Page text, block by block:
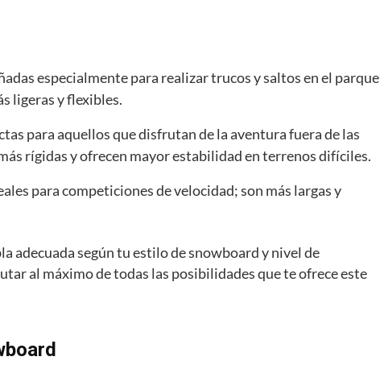
especialmente para realizar trucos y saltos en el parque
ligeras y flexibles.
para aquellos que disfrutan de la aventura fuera de las
rígidas y ofrecen mayor estabilidad en terrenos difíciles.
para competiciones de velocidad; son más largas y
adecuada según tu estilo de snowboard y nivel de
al máximo de todas las posibilidades que te ofrece este